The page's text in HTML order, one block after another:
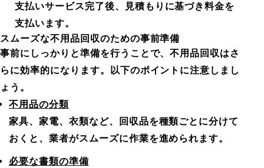
支払いサービス完了後、見積もりに基づき料金を
支払います。
スムーズな不用品回収のための事前準備
事前にしっかりと準備を行うことで、不用品回収はさ
らに効率的になります。以下のポイントに注意しまし
ょう。
不用品の分類
家具、家電、衣類など、回収品を種類ごとに分けて
おくと、業者がスムーズに作業を進められます。
必要な書類の準備